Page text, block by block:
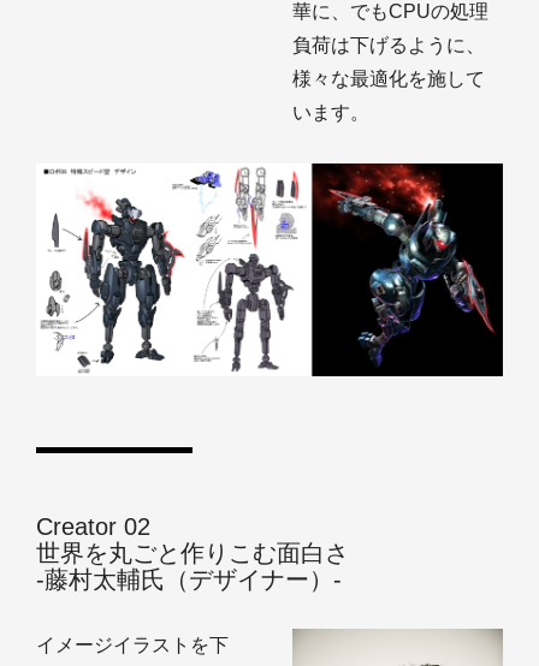
華に、でもCPUの処理
負荷は下げるように、
様々な最適化を施して
います。
Creator 02
世界を丸ごと作りこむ面白さ
‐藤村太輔氏（デザイナー）‐
イメージイラストを下